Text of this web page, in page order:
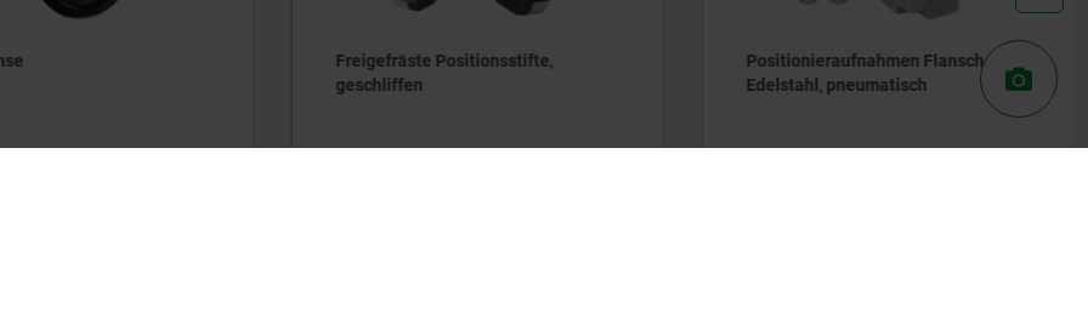
Freigefräste Positionsstifte,
geschliffen
Positionieraufnahmen Flansch
Edelstahl, pneumatisch